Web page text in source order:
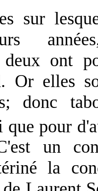
sur
deux ont
Or elles
donc
que pour
un
la